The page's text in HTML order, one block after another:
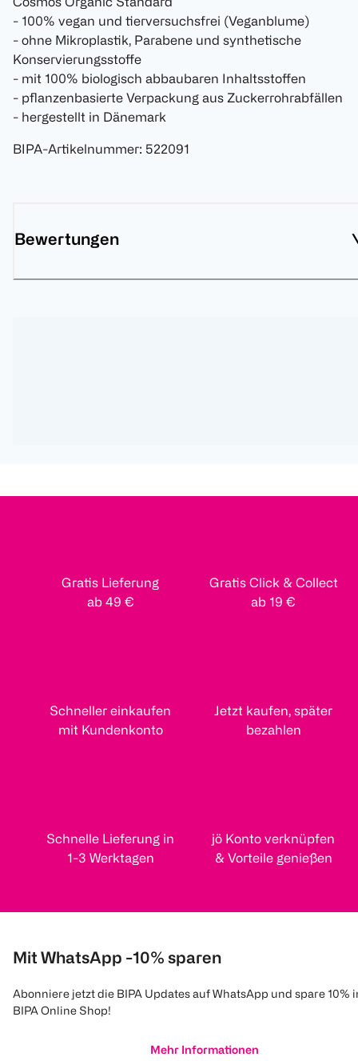
- 100% vegan und tierversuchsfrei (Veganblume)
- ohne Mikroplastik, Parabene und synthetische
Konservierungsstoffe
- mit 100% biologisch abbaubaren Inhaltsstoffen
- pflanzenbasierte Verpackung aus Zuckerrohrabfällen
- hergestellt in Dänemark
BIPA-Artikelnummer: 522091
Bewertungen
Gratis Lieferung
ab 49 €
Gratis Click & Collect
ab 19 €
Schneller einkaufen
mit Kundenkonto
Jetzt kaufen, später
bezahlen
Schnelle Lieferung in
1-3 Werktagen
jö Konto verknüpfen
& Vorteile genießen
Mit WhatsApp -10% sparen
Abonniere jetzt die BIPA Updates auf WhatsApp und spare 10%
BIPA Online Shop!
Mehr Informationen